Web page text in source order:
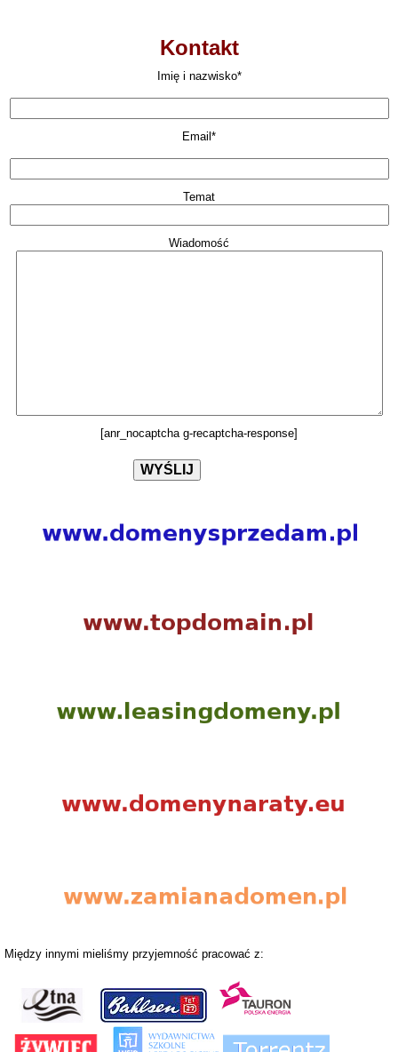
Kontakt
Imię i nazwisko*
Email*
Temat
Wiadomość
[anr_nocaptcha g-recaptcha-response]
Między innymi mieliśmy przyjemność pracować z: